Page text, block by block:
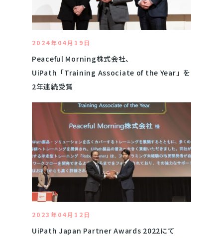
2024年04月19日
Peaceful Morning株式会社、
UiPath「Training Associate of the Year」を
2年連続受賞
2023年04月12日
UiPath Japan Partner Awards 2022にて